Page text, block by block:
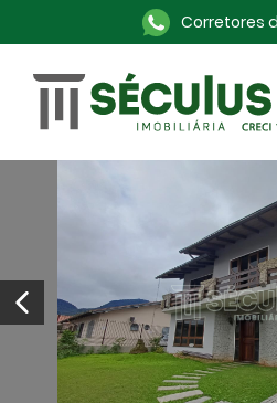
Corretores
Pronto para
Imóveis na
Alugue aqui
Blog
Anuncie seu
Sobre a